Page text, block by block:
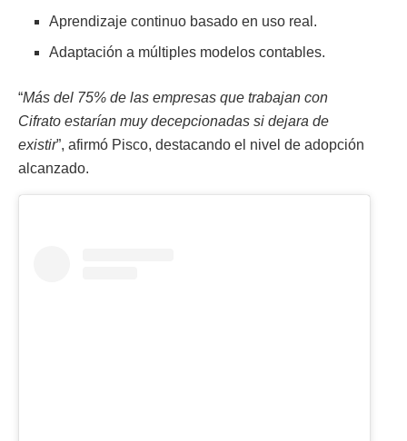
Aprendizaje continuo basado en uso real.
Adaptación a múltiples modelos contables.
“Más del 75% de las empresas que trabajan con
Cifrato estarían muy decepcionadas si dejara de
existir”, afirmó Pisco, destacando el nivel de adopción
alcanzado.